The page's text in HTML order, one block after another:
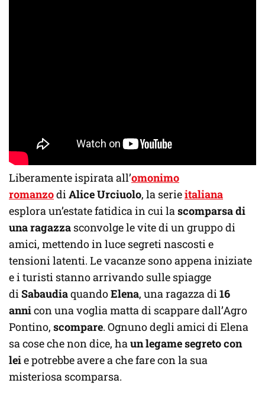
Liberamente ispirata all’omonimo
romanzodiAlice Urciuolo, la serieitaliana
esplora un’estate fatidica in cui lascomparsa di
una ragazza sconvolge le vite di un gruppo di
amici, mettendo in luce segreti nascosti e
tensioni latenti. Le vacanze sono appena iniziate
e i turisti stanno arrivando sulle spiagge
diSabaudiaquandoElena, una ragazza di16
annicon una voglia matta di scappare dall’Agro
Pontino, scompare. Ognuno degli amici di Elena
sa cose che non dice, haun legame segreto con
leie potrebbe avere a che fare con la sua
misteriosa scomparsa.